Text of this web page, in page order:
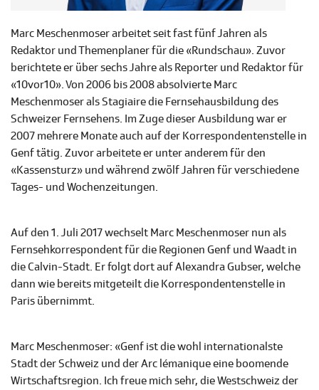
Marc Meschenmoser arbeitet seit fast fünf Jahren als
Redaktor und Themenplaner für die «Rundschau». Zuvor
berichtete er über sechs Jahre als Reporter und Redaktor für
«10vor10». Von 2006 bis 2008 absolvierte Marc
Meschenmoser als Stagiaire die Fernsehausbildung des
Schweizer Fernsehens. Im Zuge dieser Ausbildung war er
2007 mehrere Monate auch auf der Korrespondentenstelle in
Genf tätig. Zuvor arbeitete er unter anderem für den
«Kassensturz» und während zwölf Jahren für verschiedene
Tages- und Wochenzeitungen.
Auf den 1. Juli 2017 wechselt Marc Meschenmoser nun als
Fernsehkorrespondent für die Regionen Genf und Waadt in
die Calvin-Stadt. Er folgt dort auf Alexandra Gubser, welche
dann wie bereits mitgeteilt die Korrespondentenstelle in
Paris übernimmt.
Marc Meschenmoser: «Genf ist die wohl internationalste
Stadt der Schweiz und der Arc lémanique eine boomende
Wirtschaftsregion. Ich freue mich sehr, die Westschweiz der